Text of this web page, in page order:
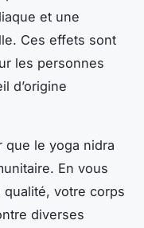
et une
Ces effets sont
les personnes
d’origine
que le yoga nidra
En vous
votre corps
diverses